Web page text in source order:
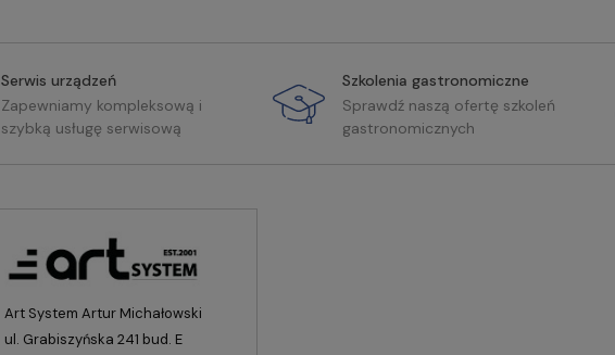
Serwis urządzeń
Zapewniamy kompleksową i
szybką usługę serwisową
Szkolenia gastronomiczne
Sprawdź naszą ofertę szkoleń
gastronomicznych
Art System Artur Michałowski
ul. Grabiszyńska 241 bud. E